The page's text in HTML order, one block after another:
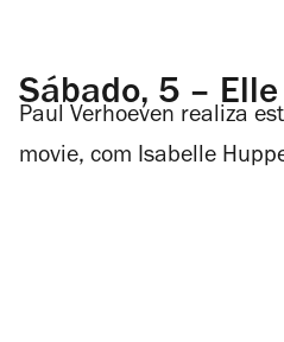
Sábado, 5 – Elle
Paul Verhoeven realiza
movie, com Isabelle